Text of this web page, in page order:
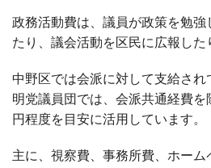
政務活動費は、議員が政策を勉強
たり、議会活動を区民に広報した
中野区では会派に対して支給さ
明党議員団では、会派共通経費を
円程度を目安に活用しています。
主に、視察費、事務所費、ホー